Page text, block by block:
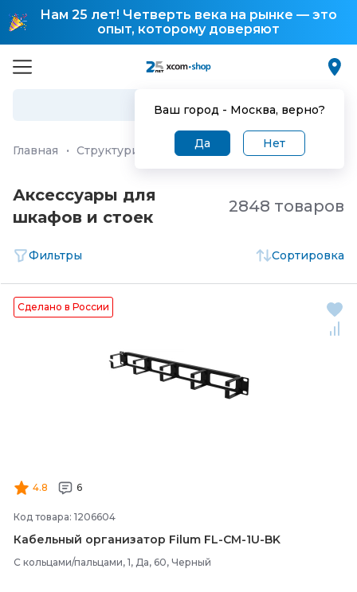
Нам 25 лет! Четверть века на рынке — это
опыт, которому доверяют
Ваш город - Москва, верно?
Да Нет
Главная · Структурированная кабельная система (СКС)
Аксессуары для
шкафов и стоек
2848 товаров
Фильтры Сортировка
Сделано в России
4.8 6
Код товара: 1206604
Кабельный организатор Filum FL-CM-1U-BK
С кольцами/пальцами, 1, Да, 60, Черный